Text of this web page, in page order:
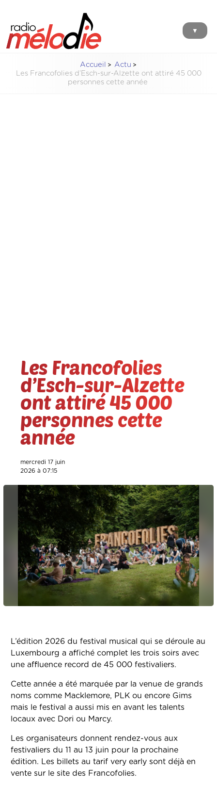
▼
Accueil
Actu
Les Francofolies d’Esch-sur-Alzette ont attiré 45 000
personnes cette année
Les Francofolies
d’Esch-sur-Alzette
ont attiré 45 000
personnes cette
année
mercredi 17 juin
2026 à 07:15
L’édition 2026 du festival musical qui se déroule au
Luxembourg a affiché complet les trois soirs avec
une affluence record de 45 000 festivaliers.
Cette année a été marquée par la venue de grands
noms comme Macklemore, PLK ou encore Gims
mais le festival a aussi mis en avant les talents
locaux avec Dori ou Marcy.
Les organisateurs donnent rendez-vous aux
festivaliers du 11 au 13 juin pour la prochaine
édition. Les billets au tarif very early sont déjà en
vente sur le site des Francofolies.